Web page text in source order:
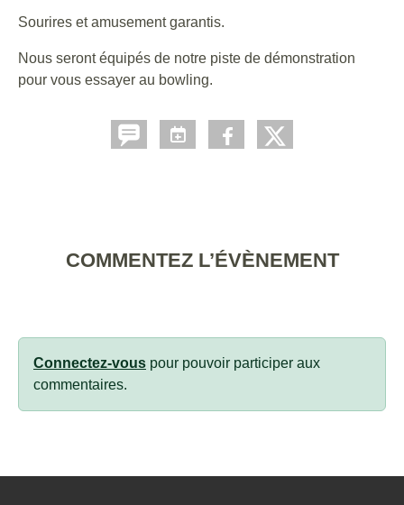
Sourires et amusement garantis.
Nous seront équipés de notre piste de démonstration
pour vous essayer au bowling.
COMMENTEZ L’ÉVÈNEMENT
Connectez-vous pour pouvoir participer aux
commentaires.